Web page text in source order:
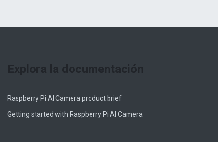
Explora la documentación
Raspberry Pi AI Camera product brief
Getting started with Raspberry Pi AI Camera